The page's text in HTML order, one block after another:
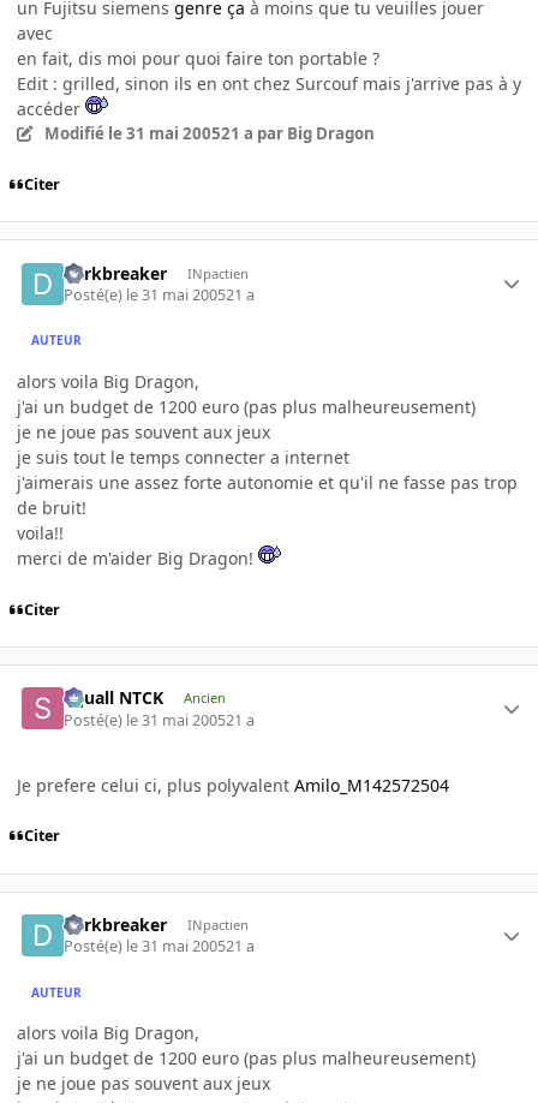
un Fujitsu siemens genre ça à moins que tu veuilles jouer
avec
en fait, dis moi pour quoi faire ton portable ?
Edit : grilled, sinon ils en ont chez Surcouf mais j'arrive pas à y
accéder
Modifié le 31 mai 200521 a par Big Dragon
Citer
darkbreaker INpactien
Posté(e) le 31 mai 200521 a
AUTEUR
alors voila Big Dragon,
j'ai un budget de 1200 euro (pas plus malheureusement)
je ne joue pas souvent aux jeux
je suis tout le temps connecter a internet
j'aimerais une assez forte autonomie et qu'il ne fasse pas trop
de bruit!
voila!!
merci de m'aider Big Dragon!
Citer
Squall NTCK Ancien
Posté(e) le 31 mai 200521 a
Je prefere celui ci, plus polyvalent Amilo_M142572504
Citer
darkbreaker INpactien
Posté(e) le 31 mai 200521 a
AUTEUR
alors voila Big Dragon,
j'ai un budget de 1200 euro (pas plus malheureusement)
je ne joue pas souvent aux jeux